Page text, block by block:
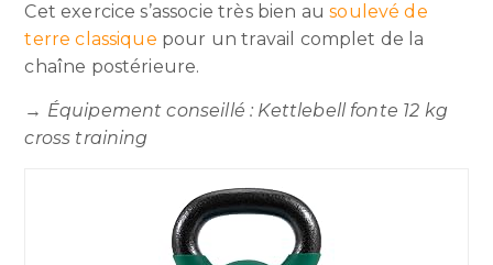
Cet exercice s’associe très bien au soulevé de
terre classique pour un travail complet de la
chaîne postérieure.
→ Équipement conseillé : Kettlebell fonte 12 kg
cross training